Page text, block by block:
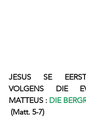
JESUS SE
VOLGENS DIE
MATTEUS : DIE
(Matt. 5-7)